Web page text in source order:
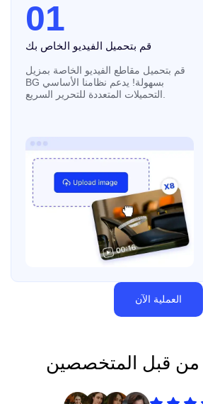
01
قم بتحميل الفيديو الخاص بك
قم بتحميل مقاطع الفيديو الخاصة بمزيل
BG بسهولة! يدعم نظامنا الأساسي
العملية الآن
من قبل المتخصصين